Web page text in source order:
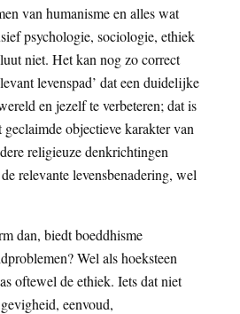
van humanisme en alles wat
psychologie, sociologie, ethiek
niet. Het kan nog zo correct
levenspad’ dat een duidelijke
en jezelf te verbeteren; dat is
objectieve karakter van
religieuze denkrichtingen
relevante levensbenadering, wel
dan, biedt boeddhisme
Wel als hoeksteen
oftewel de ethiek. Iets dat niet
eenvoud,